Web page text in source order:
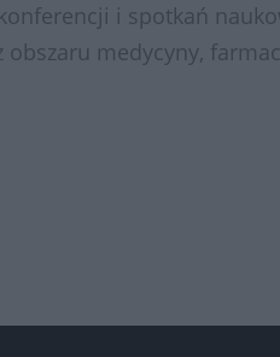
i spotkań
medycyny,